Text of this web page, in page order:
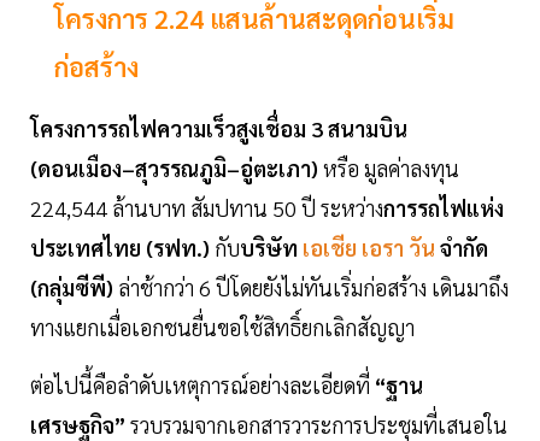
โครงการ 2.24 แสนล้านสะดุดก่อนเริ่ม
ก่อสร้าง
โครงการรถไฟความเร็วสูงเชื่อม 3 สนามบิน
(ดอนเมือง–สุวรรณภูมิ–อู่ตะเภา) หรือ มูลค่าลงทุน
224,544 ล้านบาท สัมปทาน 50 ปี ระหว่างการรถไฟแห่ง
ประเทศไทย (รฟท.) กับบริษัท เอเชีย เอรา วัน จำกัด
(กลุ่มซีพี) ล่าช้ากว่า 6 ปีโดยยังไม่ทันเริ่มก่อสร้าง เดินมาถึง
ทางแยกเมื่อเอกชนยื่นขอใช้สิทธิ์ยกเลิกสัญญา
ต่อไปนี้คือลำดับเหตุการณ์อย่างละเอียดที่ “ฐาน
เศรษฐกิจ” รวบรวมจากเอกสารวาระการประชุมที่เสนอใน